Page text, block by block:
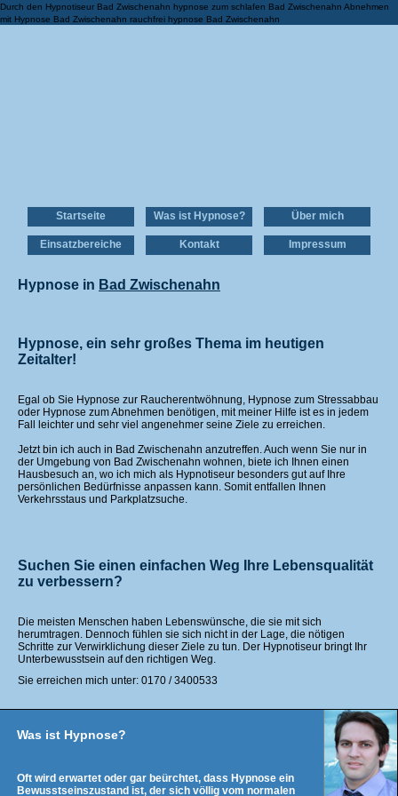
Durch den Hypnotiseur Bad Zwischenahn hypnose zum schlafen Bad Zwischenahn Abnehmen
mit Hypnose Bad Zwischenahn rauchfrei hypnose Bad Zwischenahn
Startseite Was ist Hypnose? Über mich
Einsatzbereiche Kontakt Impressum
Hypnose in Bad Zwischenahn
Hypnose, ein sehr großes Thema im heutigen
Zeitalter!
Egal ob Sie Hypnose zur Raucherentwöhnung, Hypnose zum Stressabbau
oder Hypnose zum Abnehmen benötigen, mit meiner Hilfe ist es in jedem
Fall leichter und sehr viel angenehmer seine Ziele zu erreichen.
Jetzt bin ich auch in Bad Zwischenahn anzutreffen. Auch wenn Sie nur in
der Umgebung von Bad Zwischenahn wohnen, biete ich Ihnen einen
Hausbesuch an, wo ich mich als Hypnotiseur besonders gut auf Ihre
persönlichen Bedürfnisse anpassen kann. Somit entfallen Ihnen
Verkehrsstaus und Parkplatzsuche.
Suchen Sie einen einfachen Weg Ihre Lebensqualität
zu verbessern?
Die meisten Menschen haben Lebenswünsche, die sie mit sich
herumtragen. Dennoch fühlen sie sich nicht in der Lage, die nötigen
Schritte zur Verwirklichung dieser Ziele zu tun. Der Hypnotiseur bringt Ihr
Unterbewusstsein auf den richtigen Weg.
Sie erreichen mich unter: 0170 / 3400533
Was ist Hypnose?
Oft wird erwartet oder gar beürchtet, dass Hypnose ein
Bewusstseinszustand ist, der sich völlig vom normalen